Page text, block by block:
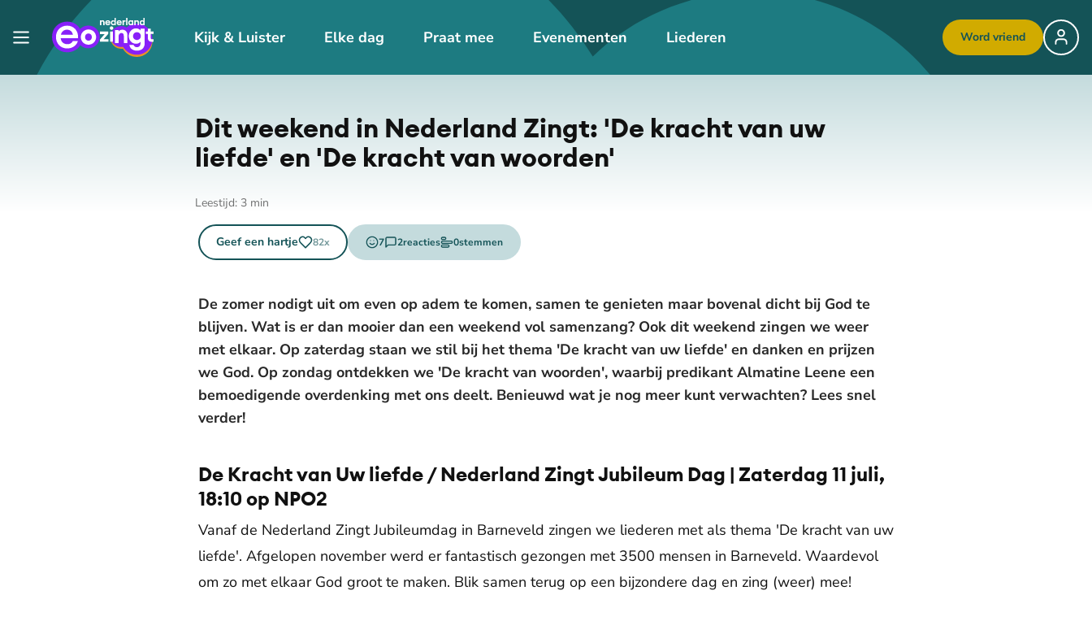
Kijk & Luister Elke dag Praat mee Evenementen Liederen Word vriend
Dit weekend in Nederland Zingt: 'De kracht van uw
liefde' en 'De kracht van woorden'
Leestijd: 3 min
Geef een hartje 82x 7
emojis
2reacties 0stemmen
De zomer nodigt uit om even op adem te komen, samen te genieten maar bovenal dicht bij God te
blijven. Wat is er dan mooier dan een weekend vol samenzang? Ook dit weekend zingen we weer
met elkaar. Op zaterdag staan we stil bij het thema 'De kracht van uw liefde' en danken en prijzen
we God. Op zondag ontdekken we 'De kracht van woorden', waarbij predikant Almatine Leene een
bemoedigende overdenking met ons deelt. Benieuwd wat je nog meer kunt verwachten? Lees snel
verder!
De Kracht van Uw liefde / Nederland Zingt Jubileum Dag | Zaterdag 11 juli,
18:10 op NPO2
Vanaf de Nederland Zingt Jubileumdag in Barneveld zingen we liederen met als thema 'De kracht van uw
liefde'. Afgelopen november werd er fantastisch gezongen met 3500 mensen in Barneveld. Waardevol
om zo met elkaar God groot te maken. Blik samen terug op een bijzondere dag en zing (weer) mee!